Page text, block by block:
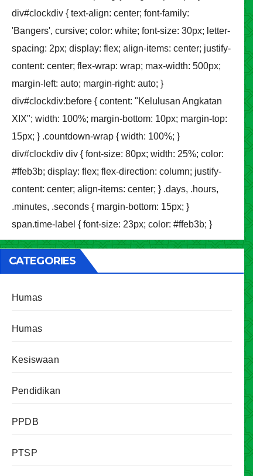
div#clockdiv { text-align: center; font-family:
'Bangers', cursive; color: white; font-size: 30px; letter-
spacing: 2px; display: flex; align-items: center; justify-
content: center; flex-wrap: wrap; max-width: 500px;
margin-left: auto; margin-right: auto; }
div#clockdiv:before { content: "Kelulusan Angkatan
XIX"; width: 100%; margin-bottom: 10px; margin-top:
15px; } .countdown-wrap { width: 100%; }
div#clockdiv div { font-size: 80px; width: 25%; color:
#ffeb3b; display: flex; flex-direction: column; justify-
content: center; align-items: center; } .days, .hours,
.minutes, .seconds { margin-bottom: 15px; }
span.time-label { font-size: 23px; color: #ffeb3b; }
CATEGORIES
Humas
Humas
Kesiswaan
Pendidikan
PPDB
PTSP